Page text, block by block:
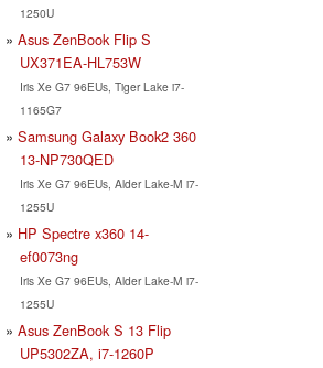
1250U
Asus ZenBook Flip S
UX371EA-HL753W
Iris Xe G7 96EUs, Tiger Lake i7-
1165G7
Samsung Galaxy Book2 360
13-NP730QED
Iris Xe G7 96EUs, Alder Lake-M i7-
1255U
HP Spectre x360 14-
ef0073ng
Iris Xe G7 96EUs, Alder Lake-M i7-
1255U
Asus ZenBook S 13 Flip
UP5302ZA, i7-1260P